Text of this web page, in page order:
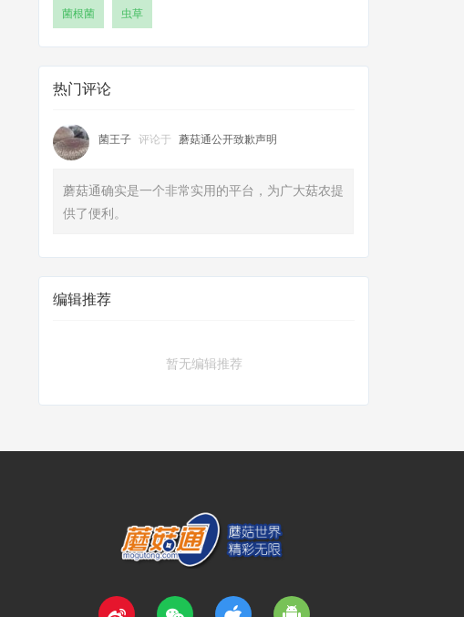
菌根菌 虫草
热门评论
菌王子 评论于 蘑菇通公开致歉声明
蘑菇通确实是一个非常实用的平台，为广大菇农提
供了便利。
编辑推荐
暂无编辑推荐